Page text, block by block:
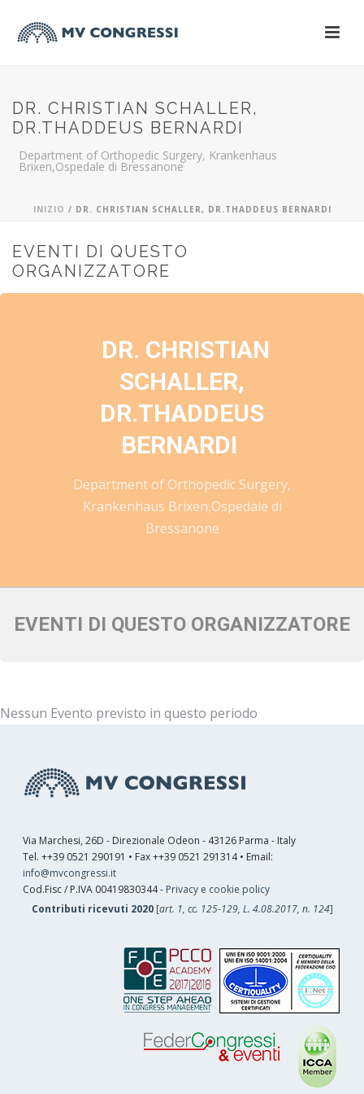
DR. CHRISTIAN SCHALLER,
DR.THADDEUS BERNARDI
Department of Orthopedic Surgery, Krankenhaus
Brixen,Ospedale di Bressanone
INIZIO / DR. CHRISTIAN SCHALLER, DR.THADDEUS BERNARDI
EVENTI DI QUESTO
ORGANIZZATORE
DR. CHRISTIAN
SCHALLER,
DR.THADDEUS
BERNARDI
Department of Orthopedic Surgery,
Krankenhaus Brixen,Ospedale di
Bressanone
EVENTI DI QUESTO ORGANIZZATORE
Nessun Evento previsto in questo periodo
Via Marchesi, 26D - Direzionale Odeon - 43126 Parma - Italy
Tel. ++39 0521 290191 • Fax ++39 0521 291314 • Email:
info@mvcongressi.it
Cod.Fisc / P.IVA 00419830344 - Privacy e cookie policy
Contributi ricevuti 2020[art. 1, cc. 125-129, L. 4.08.2017, n. 124]